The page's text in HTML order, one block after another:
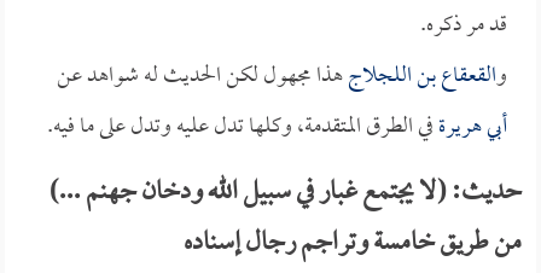
قد مر ذكره.
والقعقاع بن اللجلاجهذا مجهول لكن الحديث له شواهد عن
أبي هريرةفي الطرق المتقدمة، وكلها تدل عليه وتدل على ما فيه.
حديث: (لا يجتمع غبار في سبيل الله ودخان جهنم ...)
من طريق خامسة وتراجم رجال إسناده